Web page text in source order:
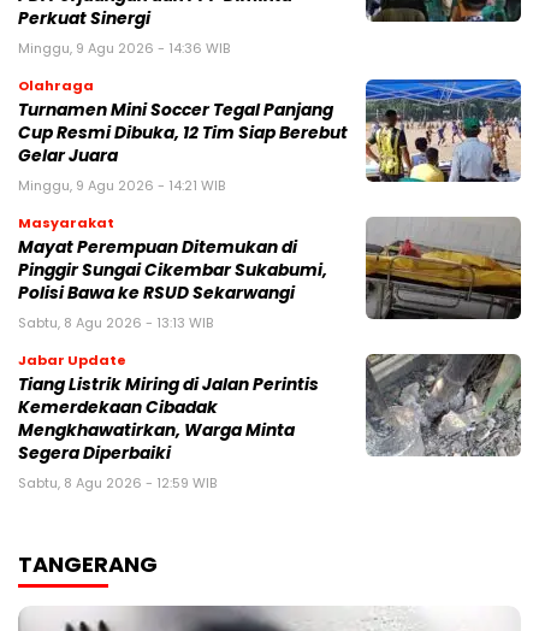
Perkuat Sinergi
Minggu, 9 Agu 2026 - 14:36 WIB
Olahraga
Turnamen Mini Soccer Tegal Panjang
Cup Resmi Dibuka, 12 Tim Siap Berebut
Gelar Juara
Minggu, 9 Agu 2026 - 14:21 WIB
Masyarakat
‎Mayat Perempuan Ditemukan di
Pinggir Sungai Cikembar Sukabumi,
Polisi Bawa ke RSUD Sekarwangi‎
Sabtu, 8 Agu 2026 - 13:13 WIB
Jabar Update
Tiang Listrik Miring di Jalan Perintis
Kemerdekaan Cibadak
Mengkhawatirkan, Warga Minta
Segera Diperbaiki
Sabtu, 8 Agu 2026 - 12:59 WIB
TANGERANG